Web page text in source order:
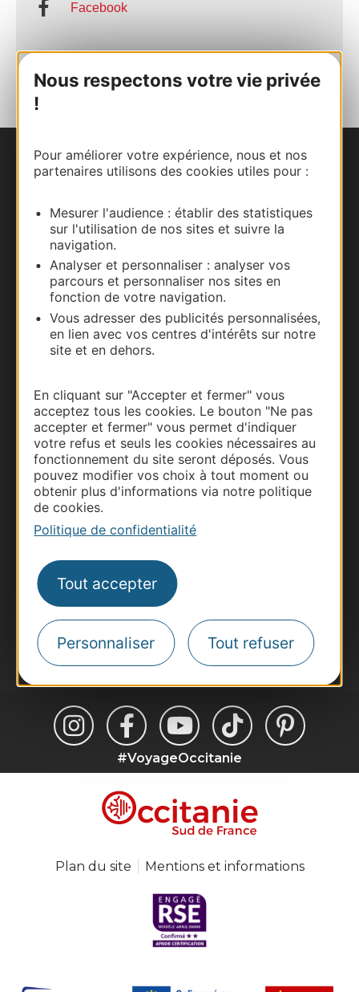
Nous respectons votre vie privée
!
Pour améliorer votre expérience, nous et nos
partenaires utilisons des cookies utiles pour :
Mesurer l'audience : établir des statistiques
sur l'utilisation de nos sites et suivre la
navigation.
Analyser et personnaliser : analyser vos
parcours et personnaliser nos sites en
fonction de votre navigation.
Vous adresser des publicités personnalisées,
en lien avec vos centres d'intérêts sur notre
site et en dehors.
En cliquant sur "Accepter et fermer" vous
acceptez tous les cookies. Le bouton "Ne pas
accepter et fermer" vous permet d'indiquer
votre refus et seuls les cookies nécessaires au
fonctionnement du site seront déposés. Vous
pouvez modifier vos choix à tout moment ou
obtenir plus d'informations via notre politique
de cookies.
Politique de confidentialité
Tout accepter
Personnaliser Tout refuser
Facebook
AJOUTER
Nous contacter
Carte interactive
Documentation
Thermalisme
Business/Mice
Pros d'Occitanie
Site presse et d'influence
Voyagistes
Destination Sport
Inscrivez-vous à la lettre d'information
Destination Occitanie pour recevoir des
Je m'abonne
#VoyageOccitanie
Plan du site Mentions et informations